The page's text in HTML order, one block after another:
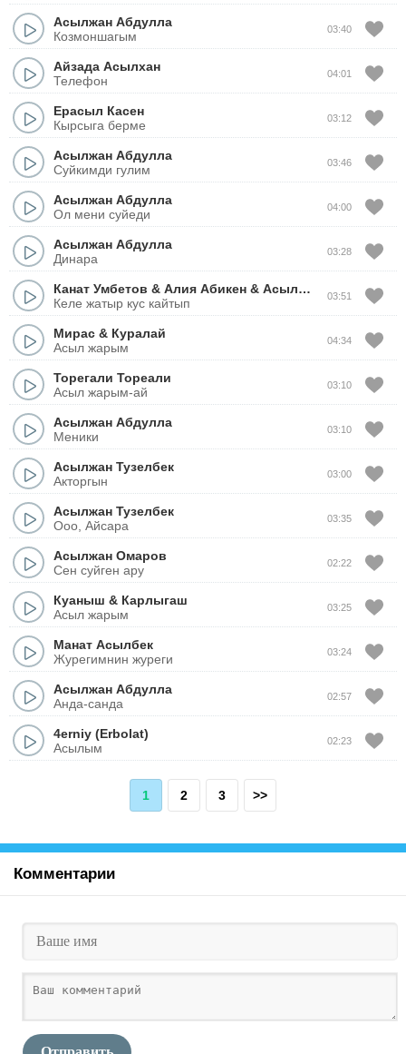
Асылжан Абдулла
Козмоншагым
03:40
Айзада Асылхан
Телефон
04:01
Ерасыл Касен
Кырсыга берме
03:12
Асылжан Абдулла
Суйкимди гулим
03:46
Асылжан Абдулла
Ол мени суйеди
04:00
Асылжан Абдулла
Динара
03:28
Канат Умбетов & Алия Абикен & Асылжан Абдулла
Келе жатыр кус кайтып
03:51
Мирас & Куралай
Асыл жарым
04:34
Торегали Тореали
Асыл жарым-ай
03:10
Асылжан Абдулла
Меники
03:10
Асылжан Тузелбек
Акторгын
03:00
Асылжан Тузелбек
Ооо, Айсара
03:35
Асылжан Омаров
Сен суйген ару
02:22
Куаныш & Карлыгаш
Асыл жарым
03:25
Манат Асылбек
Журегимнин журеги
03:24
Асылжан Абдулла
Анда-санда
02:57
4erniy (Erbolat)
Асылым
02:23
1 2 3 >>
Комментарии